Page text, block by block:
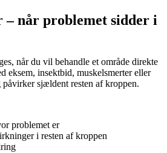
– når problemet sidder i
når du vil behandle et område direkte
eksem, insektbid, muskelsmerter eller
sjældent resten af kroppen.
problemet er
i resten af kroppen